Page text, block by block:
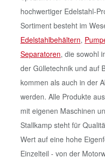
hochwertiger Edelstahl-
Sortiment besteht im
Edelstahlbehältern,
Separatoren, die sowohl
der Gülletechnik und auf
kommen als auch in der
werden. Alle Produkte
mit eigenen Maschinen
Stallkamp steht für
Wert auf eine hohe
Einzelteil - von der